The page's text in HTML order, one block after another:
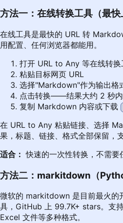
方法一：在线转换工具（最快
在线工具是最快的 URL 转
用配置、任何浏览器都能用。
打开 URL to Any 等在线转换
粘贴目标网页 URL
选择"Markdown"作为输出格
点击转换——结果大约 2 秒
复制 Markdown 内容或下载
在 URL to Any 粘贴链接、选择
果，标题、链接、格式全部保留，
适合： 快速的一次性转换，不需要
方法二：markitdown（
微软的 markitdown 是目前最火
具，GitHub 上 99.7K+ stars。支
Excel 文件等多种格式。